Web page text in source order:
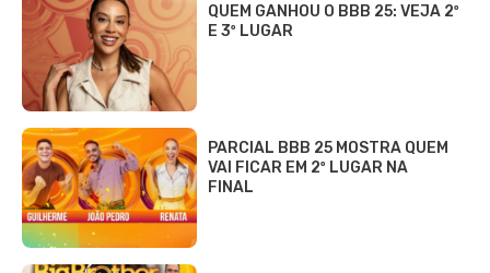
QUEM GANHOU O BBB 25: VEJA 2º
E 3º LUGAR
PARCIAL BBB 25 MOSTRA QUEM
VAI FICAR EM 2º LUGAR NA
FINAL